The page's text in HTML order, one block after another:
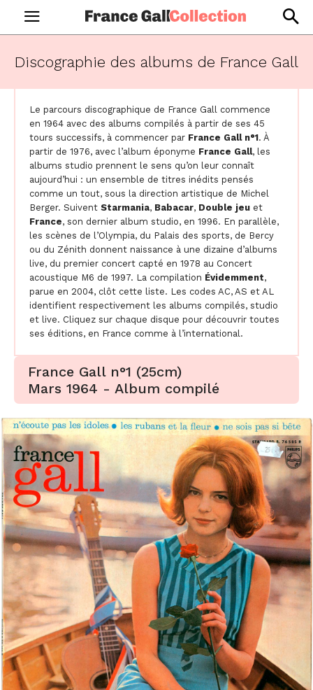
Discographie des albums de France Gall
Le parcours discographique de France Gall commence
en 1964 avec des albums compilés à partir de ses 45
tours successifs, à commencer par France Gall n°1. À
partir de 1976, avec l’album éponyme France Gall, les
albums studio prennent le sens qu’on leur connaît
aujourd’hui : un ensemble de titres inédits pensés
comme un tout, sous la direction artistique de Michel
Berger. Suivent Starmania, Babacar, Double jeu et
France, son dernier album studio, en 1996. En parallèle,
les scènes de l’Olympia, du Palais des sports, de Bercy
ou du Zénith donnent naissance à une dizaine d’albums
live, du premier concert capté en 1978 au Concert
acoustique M6 de 1997. La compilation Évidemment,
parue en 2004, clôt cette liste. Les codes AC, AS et AL
identifient respectivement les albums compilés, studio
et live. Cliquez sur chaque disque pour découvrir toutes
ses éditions, en France comme à l’international.
France Gall n°1 (25cm)
Mars 1964 - Album compilé